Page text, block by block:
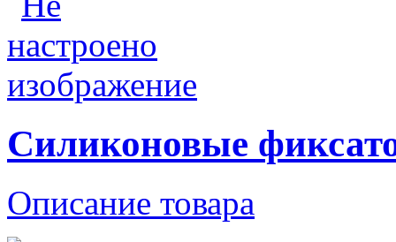
Силиконовые
Описание товара